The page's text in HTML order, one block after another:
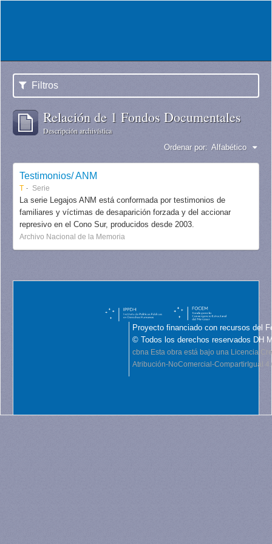
Filtros
Relación de 1 Fondos Documentales
Descripción archivística
Ordenar por: Alfabético
Testimonios/ ANM
T Serie
La serie Legajos ANM está conformada por testimonios de
familiares y víctimas de desaparición forzada y del accionar
represivo en el Cono Sur, producidos desde 2003.
Archivo Nacional de la Memoria
Proyecto financiado con recursos del
© Todos los derechos reservados DH
cbna Esta obra está bajo una Licencia
Atribución-NoComercial-CompartirIgual